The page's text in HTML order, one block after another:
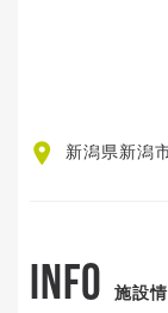
新潟県新潟
INFO 施設